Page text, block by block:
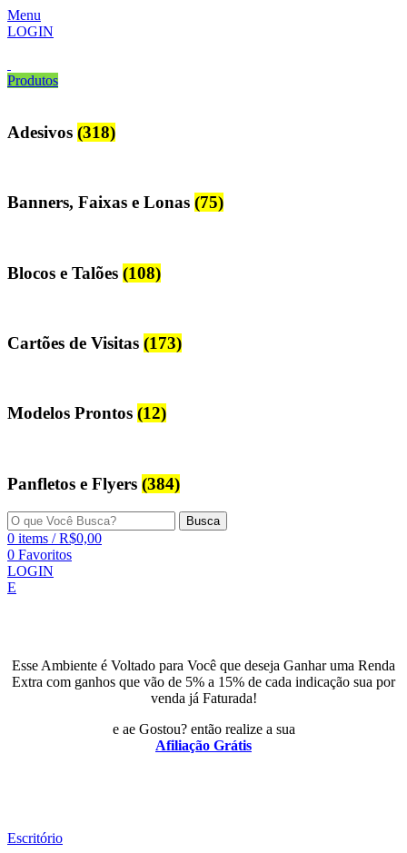
Menu
LOGIN
Produtos
Adesivos (318)
Banners, Faixas e Lonas (75)
Blocos e Talões (108)
Cartões de Visitas (173)
Modelos Prontos (12)
Panfletos e Flyers (384)
Busca
0 items / R$0,00
0 Favoritos
LOGIN
E
Esse Ambiente é Voltado para Você que deseja Ganhar uma Renda
Extra com ganhos que vão de 5% a 15% de cada indicação sua por
venda já Faturada!
e ae Gostou? então realize a sua
Afiliação Grátis
Escritório